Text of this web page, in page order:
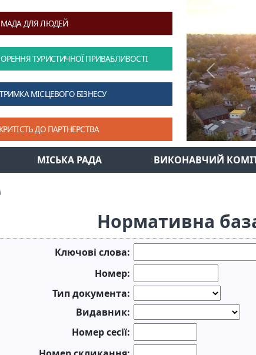
ДЛЯ ЛЮДЕЙ
ТУРИСТИЧНОЇ ПРИВАБЛИВОСТІ
МІСЦЕВОГО БІЗНЕСУ
ДО ПАРТНЕРСТВА
Previous
МІСЬКА РАДА ВИКОНАВЧИЙ
Нормативна
Ключові слова:
Номер:
Тип документа:
Видавник:
Номер сесії: